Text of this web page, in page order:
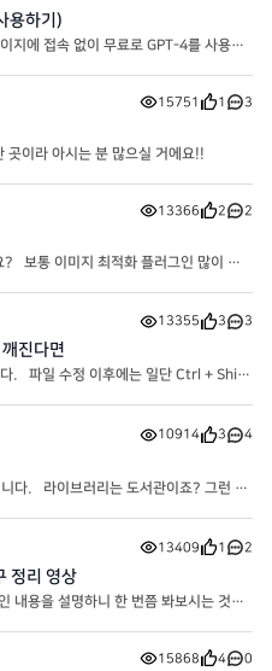
용하기)
지에 접속 없이 무료로 GPT-4를 사용할
성, 요약, 번역, 설명 또
15751 1 3
라 아시는 분 많으실 거에요!!
13366 2 2
? 보통 이미지 최적화 플러그인 많이 사
분은
13355 3 3
진다면
다. 파일 수정 이후에는 일단 Ctrl + Shift
10914 3 4
다. 라이브러리는 도서관이죠? 그런 의
일종의
13409 1 2
정리 영상
내용을 설명하니 한 번쯤 봐보시는 것도
15868 4 0